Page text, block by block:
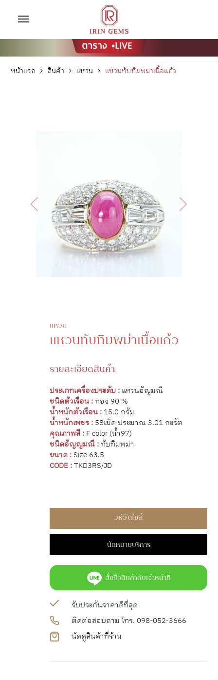
หน้าแรก สินค้า แหวน แหวนทับทิมพม่าเนื้อแก้ว
แหวน
แหวนทับทิมพม่าเนื้อแก้ว
รายละเอียดสินค้า
ประเภทเครื่องประดับ : แหวนอัญมณี
ชนิดตัวเรือน :ทอง 90 %
น้ำหนักตัวเรือน : 15.0 กรัม
น้ำหนักเพชร : 58เม็ด ประมาณ 3.01 กะรัต
คุณภาพสี : F color (น้ำ97)
ชนิดอัญญมณี :ทับทิมพม่า
ขนาด : Size 63.5
CODE :TKD3RS/JD
วิธีวัดไซส์
นัดหมายบริการ
สั่งซื้อสินค้ากับเจ้าหน้าที่
รับประกันราคาดีที่สุด
ติดต่อสอบถาม โทร. 098-052-3666
นัดดูสินค้าที่ร้าน